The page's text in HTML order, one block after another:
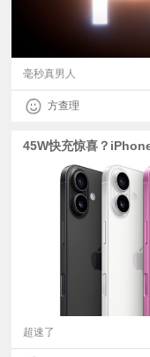
讯
普
毫秒真男人
方查理
超速了